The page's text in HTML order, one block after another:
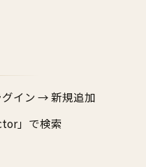
イン → 新規追加
」で検索